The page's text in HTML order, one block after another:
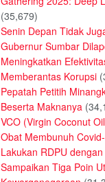
(35,679)
Senin Depan Tidak
Gubernur Sumbar
Meningkatkan
Memberantas Korupsi
Pepatah Petitih
Beserta Maknanya
VCO (Virgin Coconut
Obat Membunuh
Lakukan RDPU
Sampaikan Tiga Poin